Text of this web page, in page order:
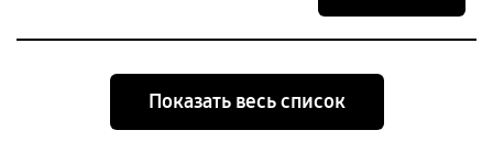
Показать весь список